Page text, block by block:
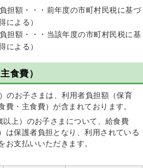
担額・・・前年度の市町村民税に基づ
による）
担額・・・当該年度の市町村民税に基
による）
食費）
のお子さまは、利用者負担額（保育
費・主食費）が含まれております。
以上）のお子さまについて、給食費
は保護者負担となり、利用されている
お支払いいただきます。